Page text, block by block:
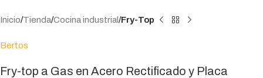
Inicio Tienda Cocina industrial Fry-Top
Bertos
Fry-top a Gas en Acero Rectificado y Placa